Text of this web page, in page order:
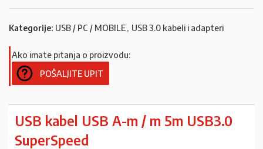
Kategorije: USB / PC / MOBILE, USB 3.0 kabeli i adapteri
Ako imate pitanja o proizvodu:
POŠALJITE UPIT
USB kabel USB A-m / m 5m USB3.0
SuperSpeed